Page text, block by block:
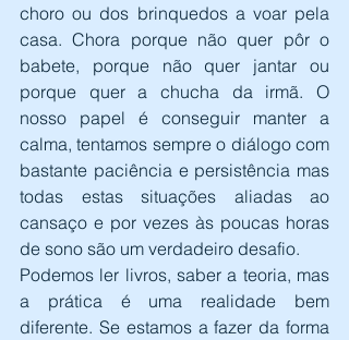
choro ou dos brinquedos a voar pela
casa. Chora porque não quer pôr o
babete, porque não quer jantar ou
porque quer a chucha da irmã. O
nosso papel é conseguir manter a
calma, tentamos sempre o diálogo com
bastante paciência e persistência mas
todas estas situações aliadas ao
cansaço e por vezes às poucas horas
de sono são um verdadeiro desafio.
Podemos ler livros, saber a teoria, mas
a prática é uma realidade bem
diferente. Se estamos a fazer da forma